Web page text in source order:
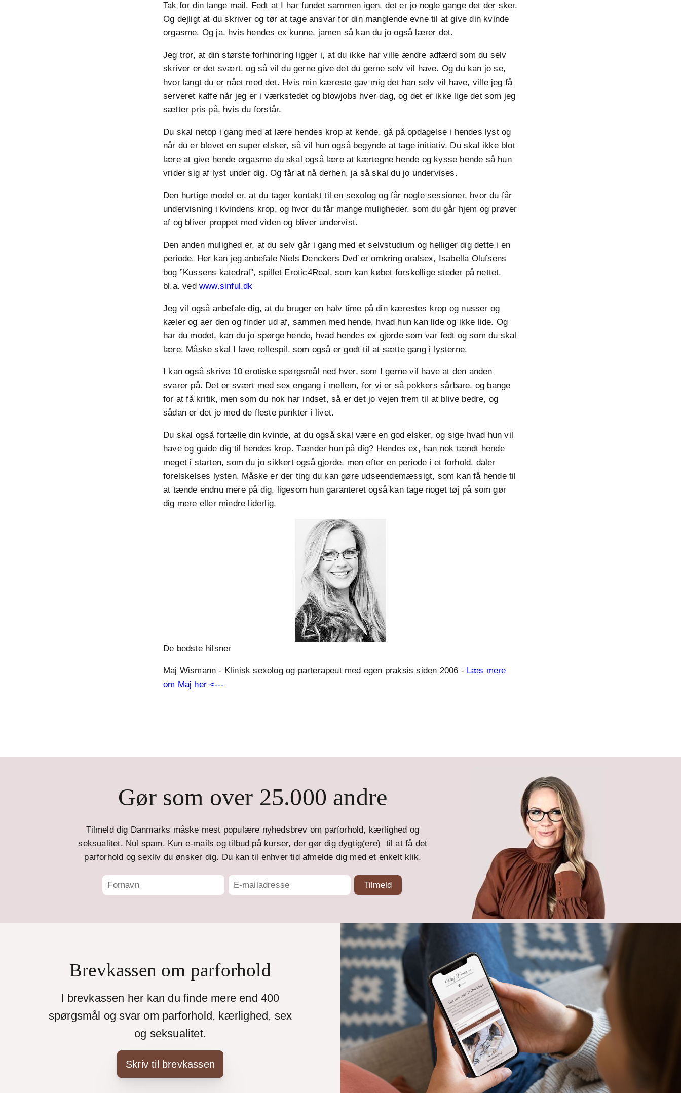
Tak for din lange mail. Fedt at I har fundet sammen igen, det er jo nogle gange det der sker.
Og dejligt at du skriver og tør at tage ansvar for din manglende evne til at give din kvinde
orgasme. Og ja, hvis hendes ex kunne, jamen så kan du jo også lærer det.
Jeg tror, at din største forhindring ligger i, at du ikke har ville ændre adfærd som du selv
skriver er det svært, og så vil du gerne give det du gerne selv vil have. Og du kan jo se,
hvor langt du er nået med det. Hvis min kæreste gav mig det han selv vil have, ville jeg få
serveret kaffe når jeg er i værkstedet og blowjobs hver dag, og det er ikke lige det som jeg
sætter pris på, hvis du forstår.
Du skal netop i gang med at lære hendes krop at kende, gå på opdagelse i hendes lyst og
når du er blevet en super elsker, så vil hun også begynde at tage initiativ. Du skal ikke blot
lære at give hende orgasme du skal også lære at kærtegne hende og kysse hende så hun
vrider sig af lyst under dig. Og får at nå derhen, ja så skal du jo undervises.
Den hurtige model er, at du tager kontakt til en sexolog og får nogle sessioner, hvor du får
undervisning i kvindens krop, og hvor du får mange muligheder, som du går hjem og prøver
af og bliver proppet med viden og bliver undervist.
Den anden mulighed er, at du selv går i gang med et selvstudium og helliger dig dette i en
periode. Her kan jeg anbefale Niels Denckers Dvd´er omkring oralsex, Isabella Olufsens
bog ”Kussens katedral”, spillet Erotic4Real, som kan købet forskellige steder på nettet,
bl.a. ved www.sinful.dk
Jeg vil også anbefale dig, at du bruger en halv time på din kærestes krop og nusser og
kæler og aer den og finder ud af, sammen med hende, hvad hun kan lide og ikke lide. Og
har du modet, kan du jo spørge hende, hvad hendes ex gjorde som var fedt og som du skal
lære. Måske skal I lave rollespil, som også er godt til at sætte gang i lysterne.
I kan også skrive 10 erotiske spørgsmål ned hver, som I gerne vil have at den anden
svarer på. Det er svært med sex engang i mellem, for vi er så pokkers sårbare, og bange
for at få kritik, men som du nok har indset, så er det jo vejen frem til at blive bedre, og
sådan er det jo med de fleste punkter i livet.
Du skal også fortælle din kvinde, at du også skal være en god elsker, og sige hvad hun vil
have og guide dig til hendes krop. Tænder hun på dig? Hendes ex, han nok tændt hende
meget i starten, som du jo sikkert også gjorde, men efter en periode i et forhold, daler
forelskelses lysten. Måske er der ting du kan gøre udseendemæssigt, som kan få hende til
at tænde endnu mere på dig, ligesom hun garanteret også kan tage noget tøj på som gør
dig mere eller mindre liderlig.
De bedste hilsner
Maj Wismann - Klinisk sexolog og parterapeut med egen praksis siden 2006 - Læs mere
om Maj her <---
Gør som over 25.000 andre
Tilmeld dig Danmarks måske mest populære nyhedsbrev om parforhold, kærlighed og
seksualitet. Nul spam. Kun e-mails og tilbud på kurser, der gør dig dygtig(ere) til at få det
parforhold og sexliv du ønsker dig. Du kan til enhver tid afmelde dig med et enkelt klik.
Brevkassen om parforhold
I brevkassen her kan du finde mere end 400
spørgsmål og svar om parforhold, kærlighed, sex
og seksualitet.
Skriv til brevkassen